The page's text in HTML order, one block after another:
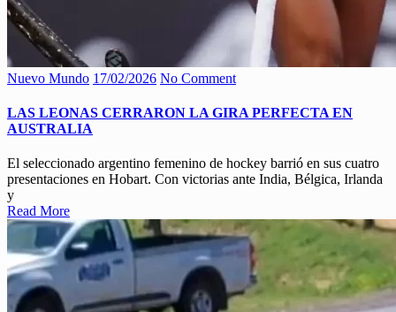
Nuevo Mundo 17/02/2026 No Comment
LAS LEONAS CERRARON LA GIRA PERFECTA EN
AUSTRALIA
El seleccionado argentino femenino de hockey barrió en sus cuatro
presentaciones en Hobart. Con victorias ante India, Bélgica, Irlanda
y
Read More